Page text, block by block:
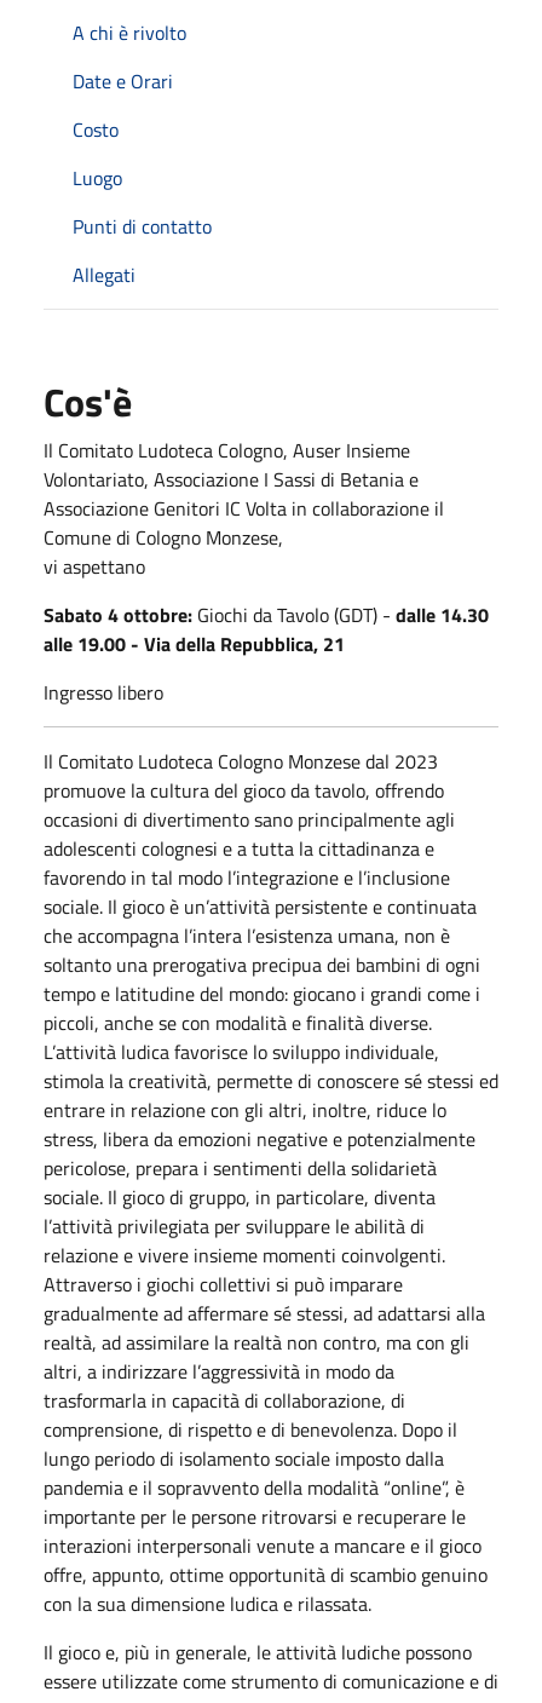
A chi è rivolto
Date e Orari
Costo
Luogo
Punti di contatto
Allegati
Cos'è
Il Comitato Ludoteca Cologno, Auser Insieme
Volontariato, Associazione I Sassi di Betania e
Associazione Genitori IC Volta in collaborazione il
Comune di Cologno Monzese,
vi aspettano
Sabato 4 ottobre: Giochi da Tavolo (GDT) - dalle 14.30
alle 19.00 - Via della Repubblica, 21
Ingresso libero
Il Comitato Ludoteca Cologno Monzese dal 2023
promuove la cultura del gioco da tavolo, offrendo
occasioni di divertimento sano principalmente agli
adolescenti colognesi e a tutta la cittadinanza e
favorendo in tal modo l’integrazione e l’inclusione
sociale. Il gioco è un’attività persistente e continuata
che accompagna l’intera l’esistenza umana, non è
soltanto una prerogativa precipua dei bambini di ogni
tempo e latitudine del mondo: giocano i grandi come i
piccoli, anche se con modalità e finalità diverse.
L’attività ludica favorisce lo sviluppo individuale,
stimola la creatività, permette di conoscere sé stessi ed
entrare in relazione con gli altri, inoltre, riduce lo
stress, libera da emozioni negative e potenzialmente
pericolose, prepara i sentimenti della solidarietà
sociale. Il gioco di gruppo, in particolare, diventa
l’attività privilegiata per sviluppare le abilità di
relazione e vivere insieme momenti coinvolgenti.
Attraverso i giochi collettivi si può imparare
gradualmente ad affermare sé stessi, ad adattarsi alla
realtà, ad assimilare la realtà non contro, ma con gli
altri, a indirizzare l’aggressività in modo da
trasformarla in capacità di collaborazione, di
comprensione, di rispetto e di benevolenza. Dopo il
lungo periodo di isolamento sociale imposto dalla
pandemia e il sopravvento della modalità “online”, è
importante per le persone ritrovarsi e recuperare le
interazioni interpersonali venute a mancare e il gioco
offre, appunto, ottime opportunità di scambio genuino
con la sua dimensione ludica e rilassata.
Il gioco e, più in generale, le attività ludiche possono
essere utilizzate come strumento di comunicazione e di